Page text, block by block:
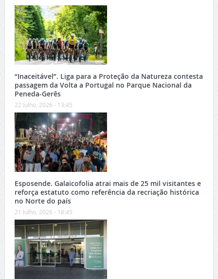
“Inaceitável”. Liga para a Proteção da Natureza contesta
passagem da Volta a Portugal no Parque Nacional da
Peneda-Gerês
22 Julho, 2026 - 13:45
Esposende. Galaicofolia atrai mais de 25 mil visitantes e
reforça estatuto como referência da recriação histórica
no Norte do país
21 Julho, 2026 - 18:45